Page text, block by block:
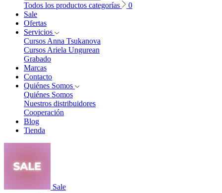
Todos los productos categorías
0
Sale
Ofertas
Servicios
Cursos Anna Tsukanova
Cursos Ariela Ungurean
Grabado
Marcas
Contacto
Quiénes Somos
Quiénes Somos
Nuestros distribuidores
Cooperación
Blog
Tienda
Sale